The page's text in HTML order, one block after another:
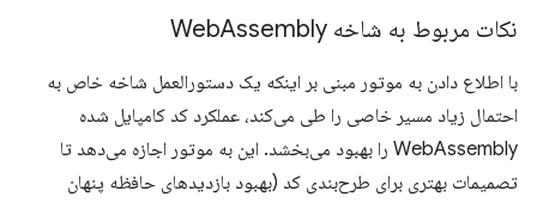
نکات مربوط به شاخه Web Assembly
با اطلاع دادن به موتور مبنی بر اینکه یک دستورالعمل شاخه خاص به
احتمال زیاد مسیر خاصی را طی می‌کند، عملکرد کد کامپایل شده
WebAssembly را بهبود می‌بخشد. این به موتور اجازه می‌دهد تا
تصمیمات بهتری برای طرح‌بندی کد (بهبود بازدیدهای حافظه پنهان